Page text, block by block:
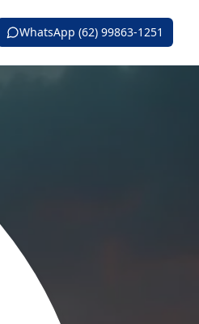
WhatsApp (62) 99863-1251